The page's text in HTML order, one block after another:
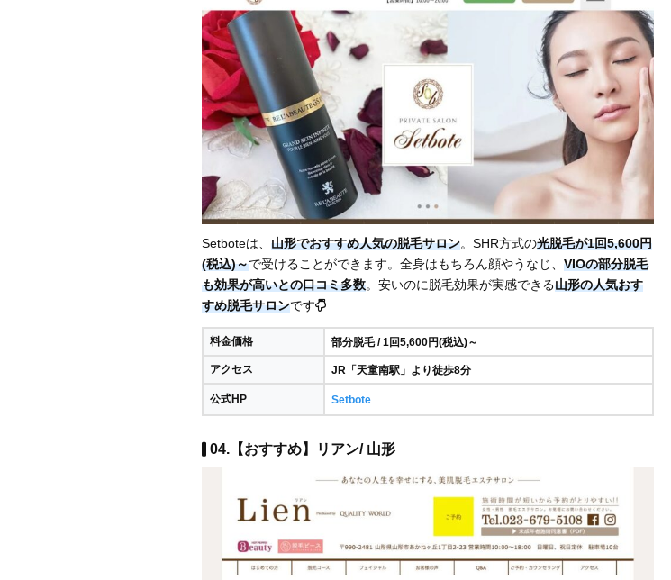
Setboteは、 山形でおすすめ人気の脱毛サロン。SHR方式の光脱毛が1回5,600円
(税込)～で受けることができます。全身はもちろん顔やうなじ、 VIOの部分脱毛
も効果が高いとの口コミ多数。安いのに脱毛効果が実感できる山形の人気おす
すめ脱毛サロンです
料金価格 部分脱毛 / 1回5,600円(税込)～
アクセス JR「天童南駅」より徒歩8分
公式HP Setbote
04.【おすすめ】リアン/ 山形